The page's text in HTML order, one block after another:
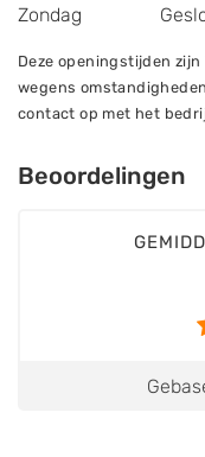
Zondag
Deze openingstijden
wegens
contact op met het
Beoordelingen